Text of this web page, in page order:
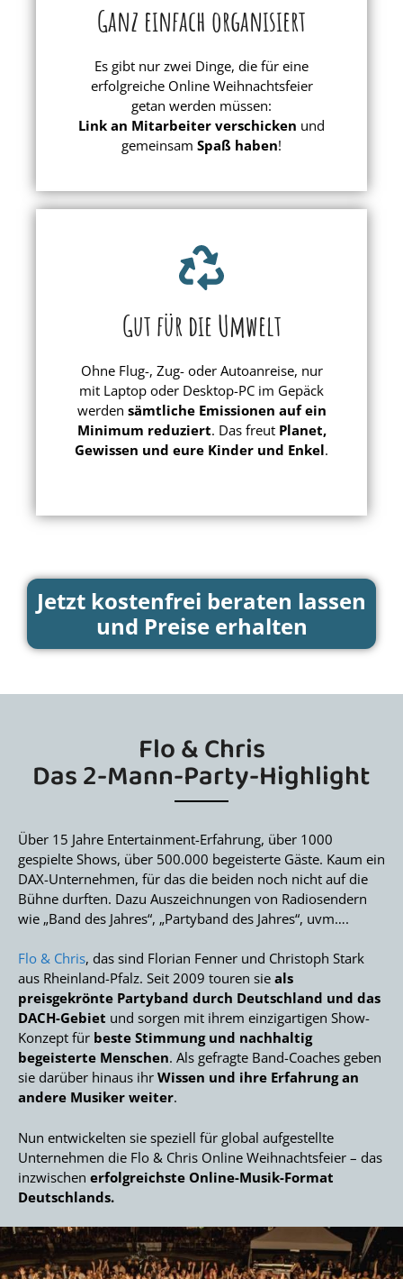
Ganz einfach organisiert
Es gibt nur zwei Dinge, die für eine
erfolgreiche Online Weihnachtsfeier
getan werden müssen:
Link an Mitarbeiter verschicken und
gemeinsam Spaß haben!
Gut für die Umwelt
Ohne Flug-, Zug- oder Autoanreise, nur
mit Laptop oder Desktop-PC im Gepäck
werden sämtliche Emissionen auf ein
Minimum reduziert. Das freut Planet,
Gewissen und eure Kinder und Enkel.
Jetzt kostenfrei beraten lassen
und Preise erhalten
Flo & Chris
Das 2-Mann-Party-Highlight
Über 15 Jahre Entertainment-Erfahrung, über 1000
gespielte Shows, über 500.000 begeisterte Gäste. Kaum ein
DAX-Unternehmen, für das die beiden noch nicht auf die
Bühne durften. Dazu Auszeichnungen von Radiosendern
wie „Band des Jahres“, „Partyband des Jahres“, uvm….
Flo & Chris, das sind Florian Fenner und Christoph Stark
aus Rheinland-Pfalz. Seit 2009 touren sie als
preisgekrönte Partyband durch Deutschland und das
DACH-Gebiet und sorgen mit ihrem einzigartigen Show-
Konzept für beste Stimmung und nachhaltig
begeisterte Menschen. Als gefragte Band-Coaches geben
sie darüber hinaus ihr Wissen und ihre Erfahrung an
andere Musiker weiter.
Nun entwickelten sie speziell für global aufgestellte
Unternehmen die Flo & Chris Online Weihnachtsfeier – das
inzwischen erfolgreichste Online-Musik-Format
Deutschlands.